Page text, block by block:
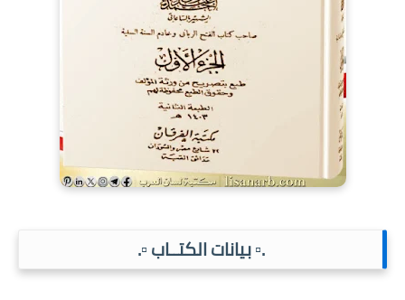
.▫️ بيانات الكتــاب ▫️.